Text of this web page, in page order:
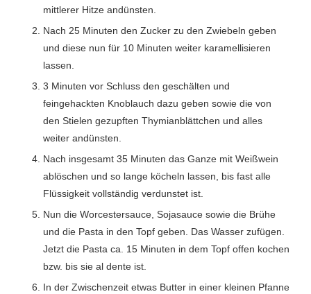
mittlerer Hitze andünsten.
Nach 25 Minuten den Zucker zu den Zwiebeln geben
und diese nun für 10 Minuten weiter karamellisieren
lassen.
3 Minuten vor Schluss den geschälten und
feingehackten Knoblauch dazu geben sowie die von
den Stielen gezupften Thymianblättchen und alles
weiter andünsten.
Nach insgesamt 35 Minuten das Ganze mit Weißwein
ablöschen und so lange köcheln lassen, bis fast alle
Flüssigkeit vollständig verdunstet ist.
Nun die Worcestersauce, Sojasauce sowie die Brühe
und die Pasta in den Topf geben. Das Wasser zufügen.
Jetzt die Pasta ca. 15 Minuten in dem Topf offen kochen
bzw. bis sie al dente ist.
In der Zwischenzeit etwas Butter in einer kleinen Pfanne